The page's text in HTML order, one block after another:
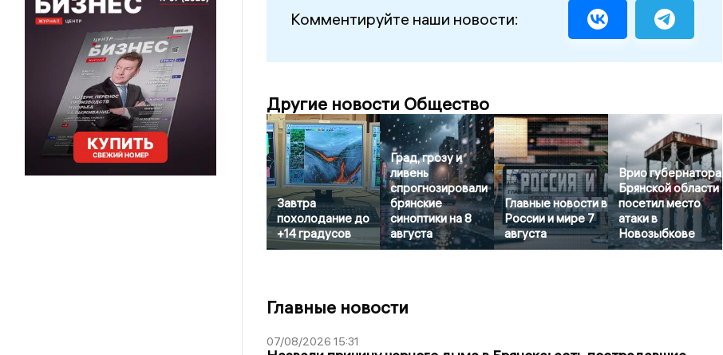
Комментируйте наши новости:
Другие новости Общество
Завтра
похолодание до
+14 градусов
Град, грозу и
ливень
спрогнозировали
брянские
синоптики на 8
августа
Главные новости в
России и мире 7
августа
Врио губернатора
Брянской области
посетил место
атаки в
Новозыбкове
Главные новости
07/08/2026 15:31